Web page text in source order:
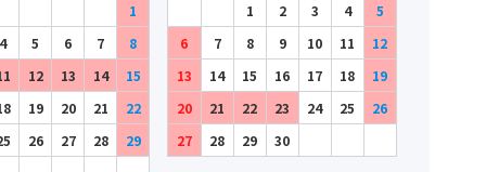
1
4
5 6 7
8
12 13 14
15
19 20 21
22
26 27 28 29
1
2 3 4
5
6
7 8 9 10 11
12
13
14 15 16 17 18
19
20
21 22 23 24 25
26
27
28 29 30